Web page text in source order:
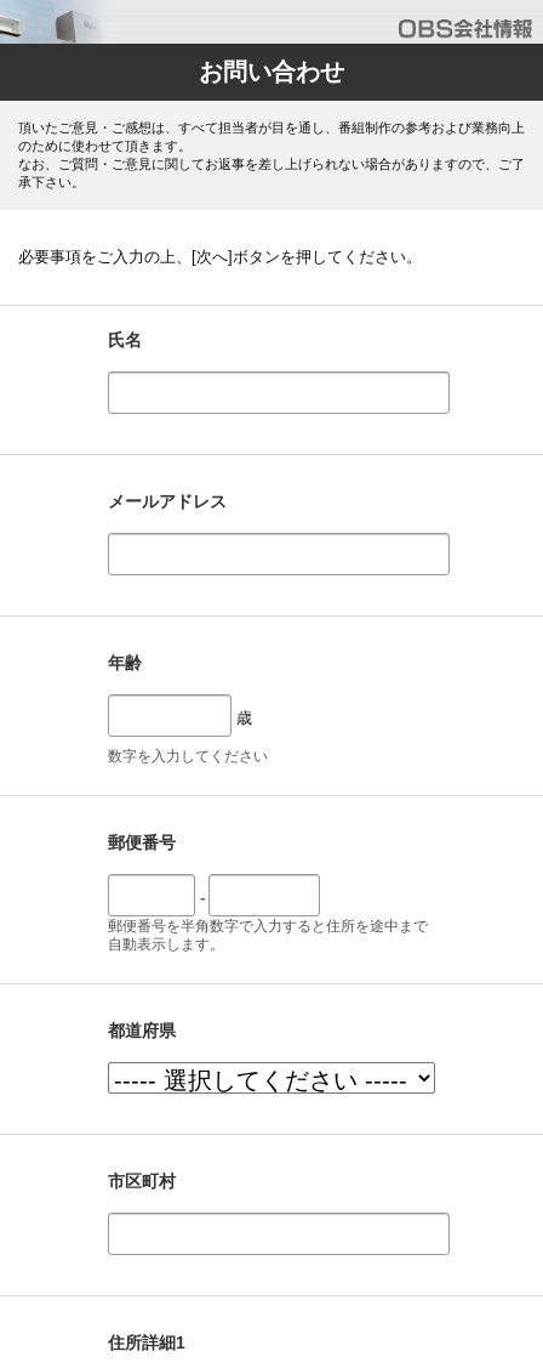
お問い合わせ
頂いたご意見・ご感想は、すべて担当者が目を通し、番組制作の参考および業務向上
のために使わせて頂きます。
なお、ご質問・ご意見に関してお返事を差し上げられない場合がありますので、ご了
承下さい。
必要事項をご入力の上、[次へ]ボタンを押してください。
氏名
メールアドレス
年齢
歳
数字を入力してください
郵便番号
-
郵便番号を半角数字で入力すると住所を途中まで
自動表示します。
都道府県
市区町村
住所詳細1